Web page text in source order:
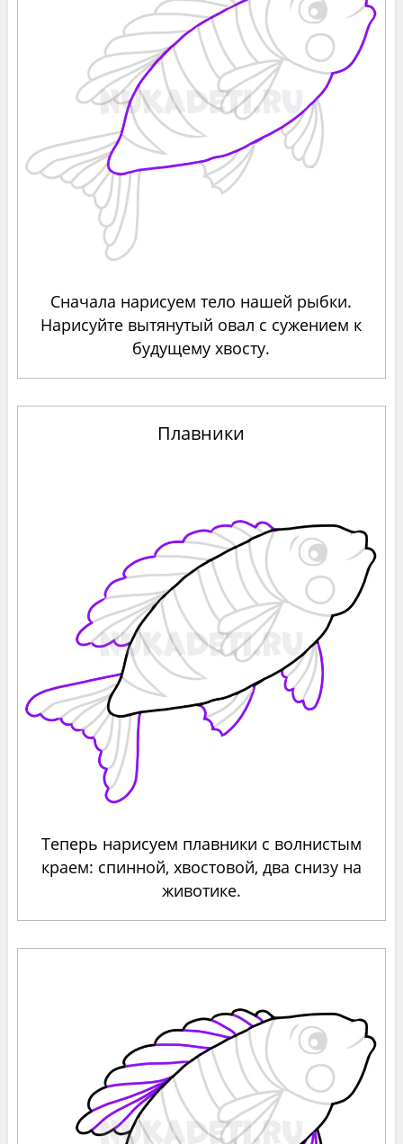
Сначала нарисуем тело нашей рыбки.
Нарисуйте вытянутый овал с сужением к
будущему хвосту.
Плавники
Теперь нарисуем плавники с волнистым
краем: спинной, хвостовой, два снизу на
животике.